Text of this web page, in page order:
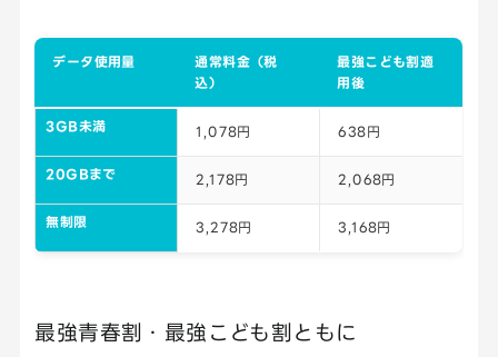
データ使用量
通常料金（税
込）
最強こども割適
用後
3GB未満 1,078円 638円
20GBまで 2,178円 2,068円
無制限 3,278円 3,168円
最強青春割・最強こども割ともに